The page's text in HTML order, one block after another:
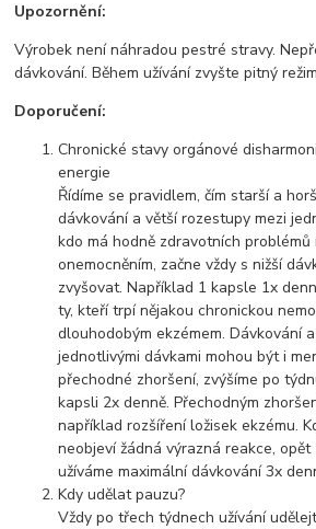
Upozornění:
Výrobek není náhradou pestré stravy.
dávkování. Během užívání zvyšte pitný
Doporučení:
Chronické stavy orgánové
energie
Řídíme se pravidlem, čím starší a
dávkování a větší rozestupy mezi
kdo má hodně zdravotních
onemocněním, začne vždy s nižší
zvyšovat. Například 1 kapsle 1x
ty, kteří trpí nějakou chronickou
dlouhodobým ekzémem. Dávkování
jednotlivými dávkami mohou být i
přechodné zhoršení, zvýšíme po
kapsli 2x denně. Přechodným
například rozšíření ložisek ekzému.
neobjeví žádná výrazná reakce, opět
užíváme maximální dávkování 3x
Kdy udělat pauzu?
Vždy po třech týdnech užívání